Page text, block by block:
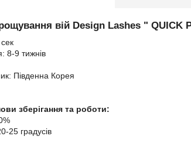
вій Design Lashes " QUICK
8-9 тижнів
Південна Корея
зберігання та роботи:
25 градусів